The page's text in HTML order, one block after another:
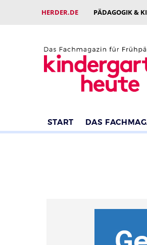
HERDER.DE PÄDAGOGIK &
START DAS